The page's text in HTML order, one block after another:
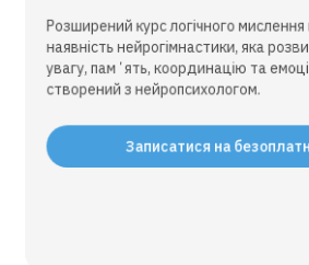
Розширений курс логічного
наявність нейрогімнастики, яка
увагу, памʼять, координацію та
створений з нейропсихологом.
Записатися на